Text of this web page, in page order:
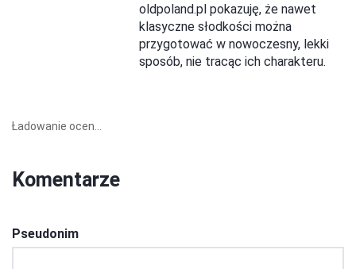
oldpoland.pl pokazuję, że nawet
klasyczne słodkości można
przygotować w nowoczesny, lekki
sposób, nie tracąc ich charakteru.
Ładowanie ocen...
Komentarze
Pseudonim